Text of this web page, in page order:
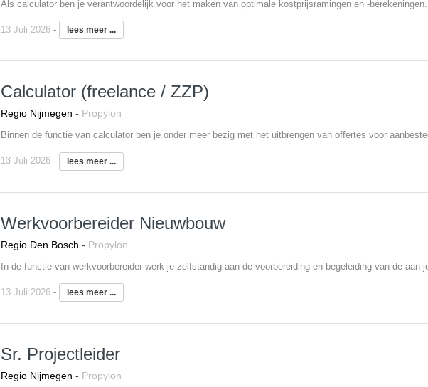
13 Juli 2026- lees meer ...
Calculator (freelance / ZZP)
Regio Nijmegen - Propylon
13 Juli 2026- lees meer ...
Werkvoorbereider Nieuwbouw
Regio Den Bosch - Propylon
13 Juli 2026- lees meer ...
Sr. Projectleider
Regio Nijmegen - Propylon